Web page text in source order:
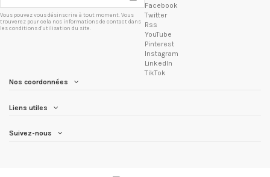
Vous pouvez vous désinscrire à tout moment. Vous
trouverez pour cela nos informations de contact dans
les conditions d'utilisation du site.
Facebook
Twitter
Rss
YouTube
Pinterest
Instagram
LinkedIn
TikTok
Nos coordonnées
Liens utiles
Suivez-nous